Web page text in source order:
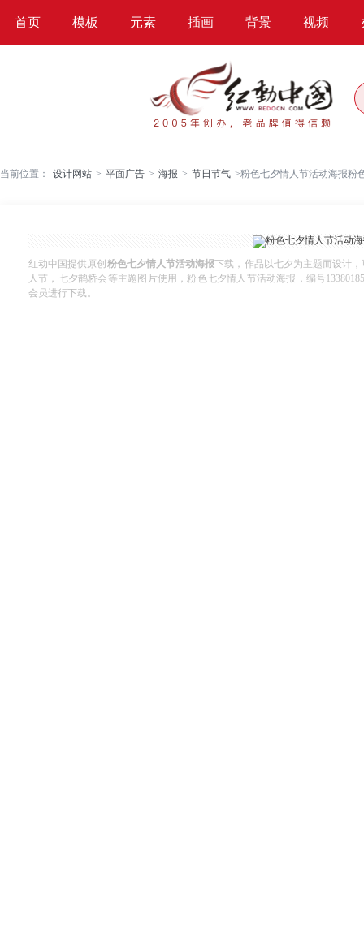
首页 模板 元素 插画 背景 视频
当前位置： 设计网站 > 平面广告 > 海报 > 节日节气 >粉色七夕情人节活动海报粉
红动中国提供原创 粉色七夕情人节活动海报下载，作品以七夕为主题而设计
人节，七夕鹊桥会等主题图片使用，粉色七夕情人节活动海报，编号
会员进行下载。